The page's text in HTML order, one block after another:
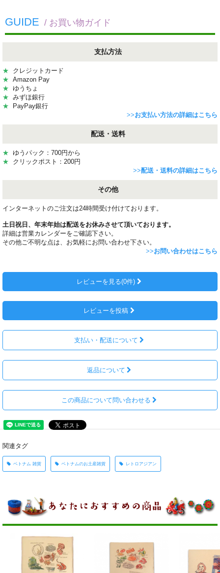
GUIDE / お買い物ガイド
支払方法
★ クレジットカード
★ Amazon Pay
★ ゆうちょ
★ みずほ銀行
★ PayPay銀行
>>お支払い方法の詳細はこちら
配送・送料
★ ゆうパック：700円から
★ クリックポスト：200円
>>配送・送料の詳細はこちら
その他
インターネットのご注文は24時間受け付けております。
土日祝日、年末年始は配送をお休みさせて頂いております。
詳細は営業カレンダーをご確認下さい。
その他ご不明な点は、お気軽にお問い合わせ下さい。
>>お問い合わせはこちら
レビューを見る(0件)
レビューを投稿
支払い・配送について
返品について
この商品について問い合わせる
関連タグ
ベトナム 雑貨 ベトナムのお土産雑貨 レトロアジアン